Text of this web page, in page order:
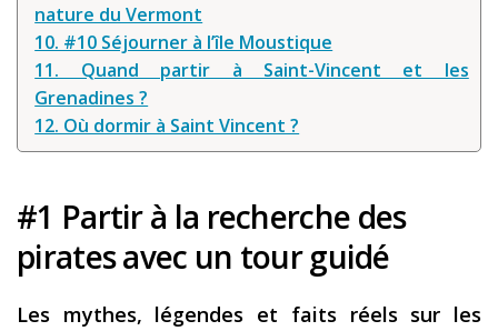
nature du Vermont
10. #10 Séjourner à l’île Moustique
11. Quand partir à Saint-Vincent et les
Grenadines ?
12. Où dormir à Saint Vincent ?
#1 Partir à la recherche des
pirates avec un tour guidé
Les mythes, légendes et faits réels sur les